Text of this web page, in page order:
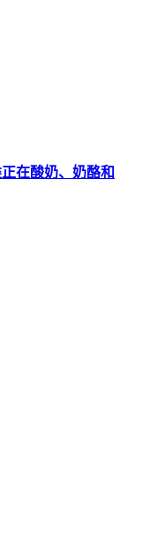
在酸奶、奶酪和